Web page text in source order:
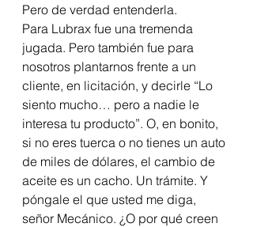
Pero de verdad entenderla.
Para Lubrax fue una tremenda
jugada. Pero también fue para
nosotros plantarnos frente a un
cliente, en licitación, y decirle “Lo
siento mucho… pero a nadie le
interesa tu producto”. O, en bonito,
si no eres tuerca o no tienes un auto
de miles de dólares, el cambio de
aceite es un cacho. Un trámite. Y
póngale el que usted me diga,
señor Mecánico. ¿O por qué creen